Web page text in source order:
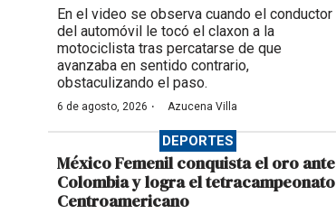
En el video se observa cuando el conductor
del automóvil le tocó el claxon a la
motociclista tras percatarse de que
avanzaba en sentido contrario,
obstaculizando el paso.
6 de agosto, 2026 · Azucena Villa
DEPORTES
México Femenil conquista el oro ante
Colombia y logra el tetracampeonato
Centroamericano